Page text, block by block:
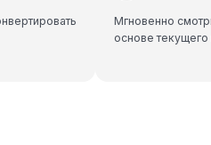
Мгновенно
основе